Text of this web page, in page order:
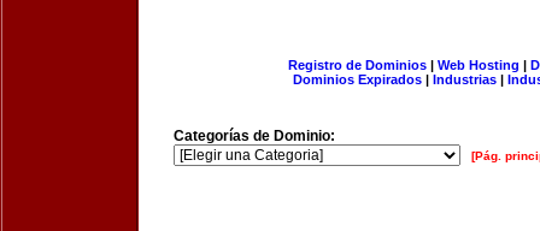
Registro de Dominios| Web Hosting |
Dominios Expirados | Industrias |
Categorías de Dominio:
[Pág.